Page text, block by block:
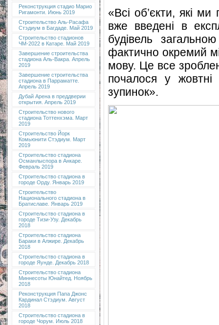
Реконструкция стадио Марио
Ригамонти. Июнь 2019
Строительство Аль-Расафа
Стэдиум в Багдаде. Май 2019
Строительство стадионов
ЧМ-2022 в Катаре. Май 2019
Завершение строительства
стадиона Аль-Вакра. Апрель
2019
Завершение строительства
стадиона в Парраматте.
Апрель 2019
Дубай Арена в преддверии
открытия. Апрель 2019
Строительство нового
стадиона Тоттенхэма. Март
2019
Строительство Йорк
Комьюнити Стэдиум. Март
2019
Строительство стадиона
Османлыспора в Анкаре.
Февраль 2019
Строительство стадиона в
городе Орду. Январь 2019
Строительство
Национального стадиона в
Братиславе. Январь 2019
Строительство стадиона в
городе Тизи-Узу. Декабрь
2018
Строительство стадиона
Бараки в Алжире. Декабрь
2018
Строительство стадиона в
городе Яунде. Декабрь 2018
Строительство стадиона
Миннесоты Юнайтед. Ноябрь
2018
Реконструкция Папа Джонс
Кардинал Стэдиум. Август
2018
Строительство стадиона в
городе Чорум. Июль 2018
«Всі об’єкти, які
вже введені в
будівель
фактично окремий
мову. Це все
почалося у
зупинок».